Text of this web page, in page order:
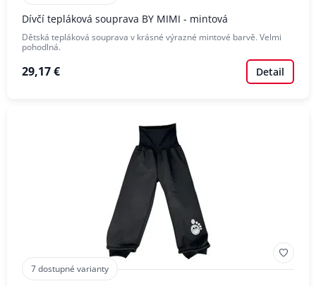
Dívčí tepláková souprava BY MIMI - mintová
Dětská tepláková souprava v krásné výrazné mintové barvě. Velmi
pohodlná.
29,17 € Detail
7 dostupné varianty